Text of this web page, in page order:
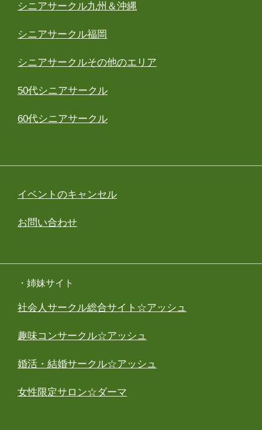
シニアサークル九州＆沖縄
シニアサークル福岡
シニアサークルその他のエリア
50代シニアサークル
60代シニアサークル
イベントのキャンセル
お問い合わせ
・姉妹サイト
社会人サークル総合サイト☆アッシュ
趣味コンサークル☆アッシュ
婚活・結婚サークル☆アッシュ
女性限定サロン☆ダーマ